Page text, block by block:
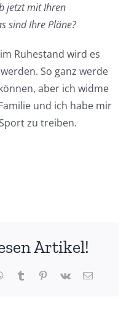
jetzt mit Ihren
sind Ihre Pläne?
Ruhestand wird es
So ganz werde
aber ich widme
und ich habe mir
zu treiben.
Artikel!
WhatsApp
TumblrPinterest
Vk
E-